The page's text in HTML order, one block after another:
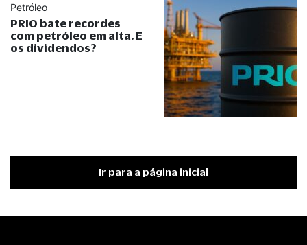
Petróleo
PRIO bate recordes
com petróleo em alta. E
os dividendos?
Ir para a página inicial